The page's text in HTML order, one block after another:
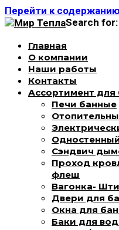
Перейти к содержанию
Search for:
Главная
О компании
Наши работы
Контакты
Ассортимент для
Печи банные
Сэндвич
Проход
флеш
Вагонка-
Двери для
Окна для
Баки для